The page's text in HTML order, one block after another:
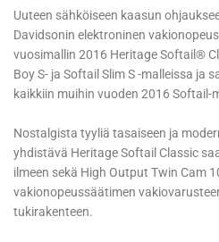
Uuteen sähköiseen kaasun
Davidsonin elektroninen
vuosimallin 2016 Heritage Softail®
Boy S- ja Softail Slim S -malleissa ja
kaikkiin muihin vuoden 2016 Softail-
Nostalgista tyyliä tasaiseen ja
yhdistävä Heritage Softail Classic
ilmeen sekä High Output Twin Cam
vakionopeussäätimen
tukirakenteen.